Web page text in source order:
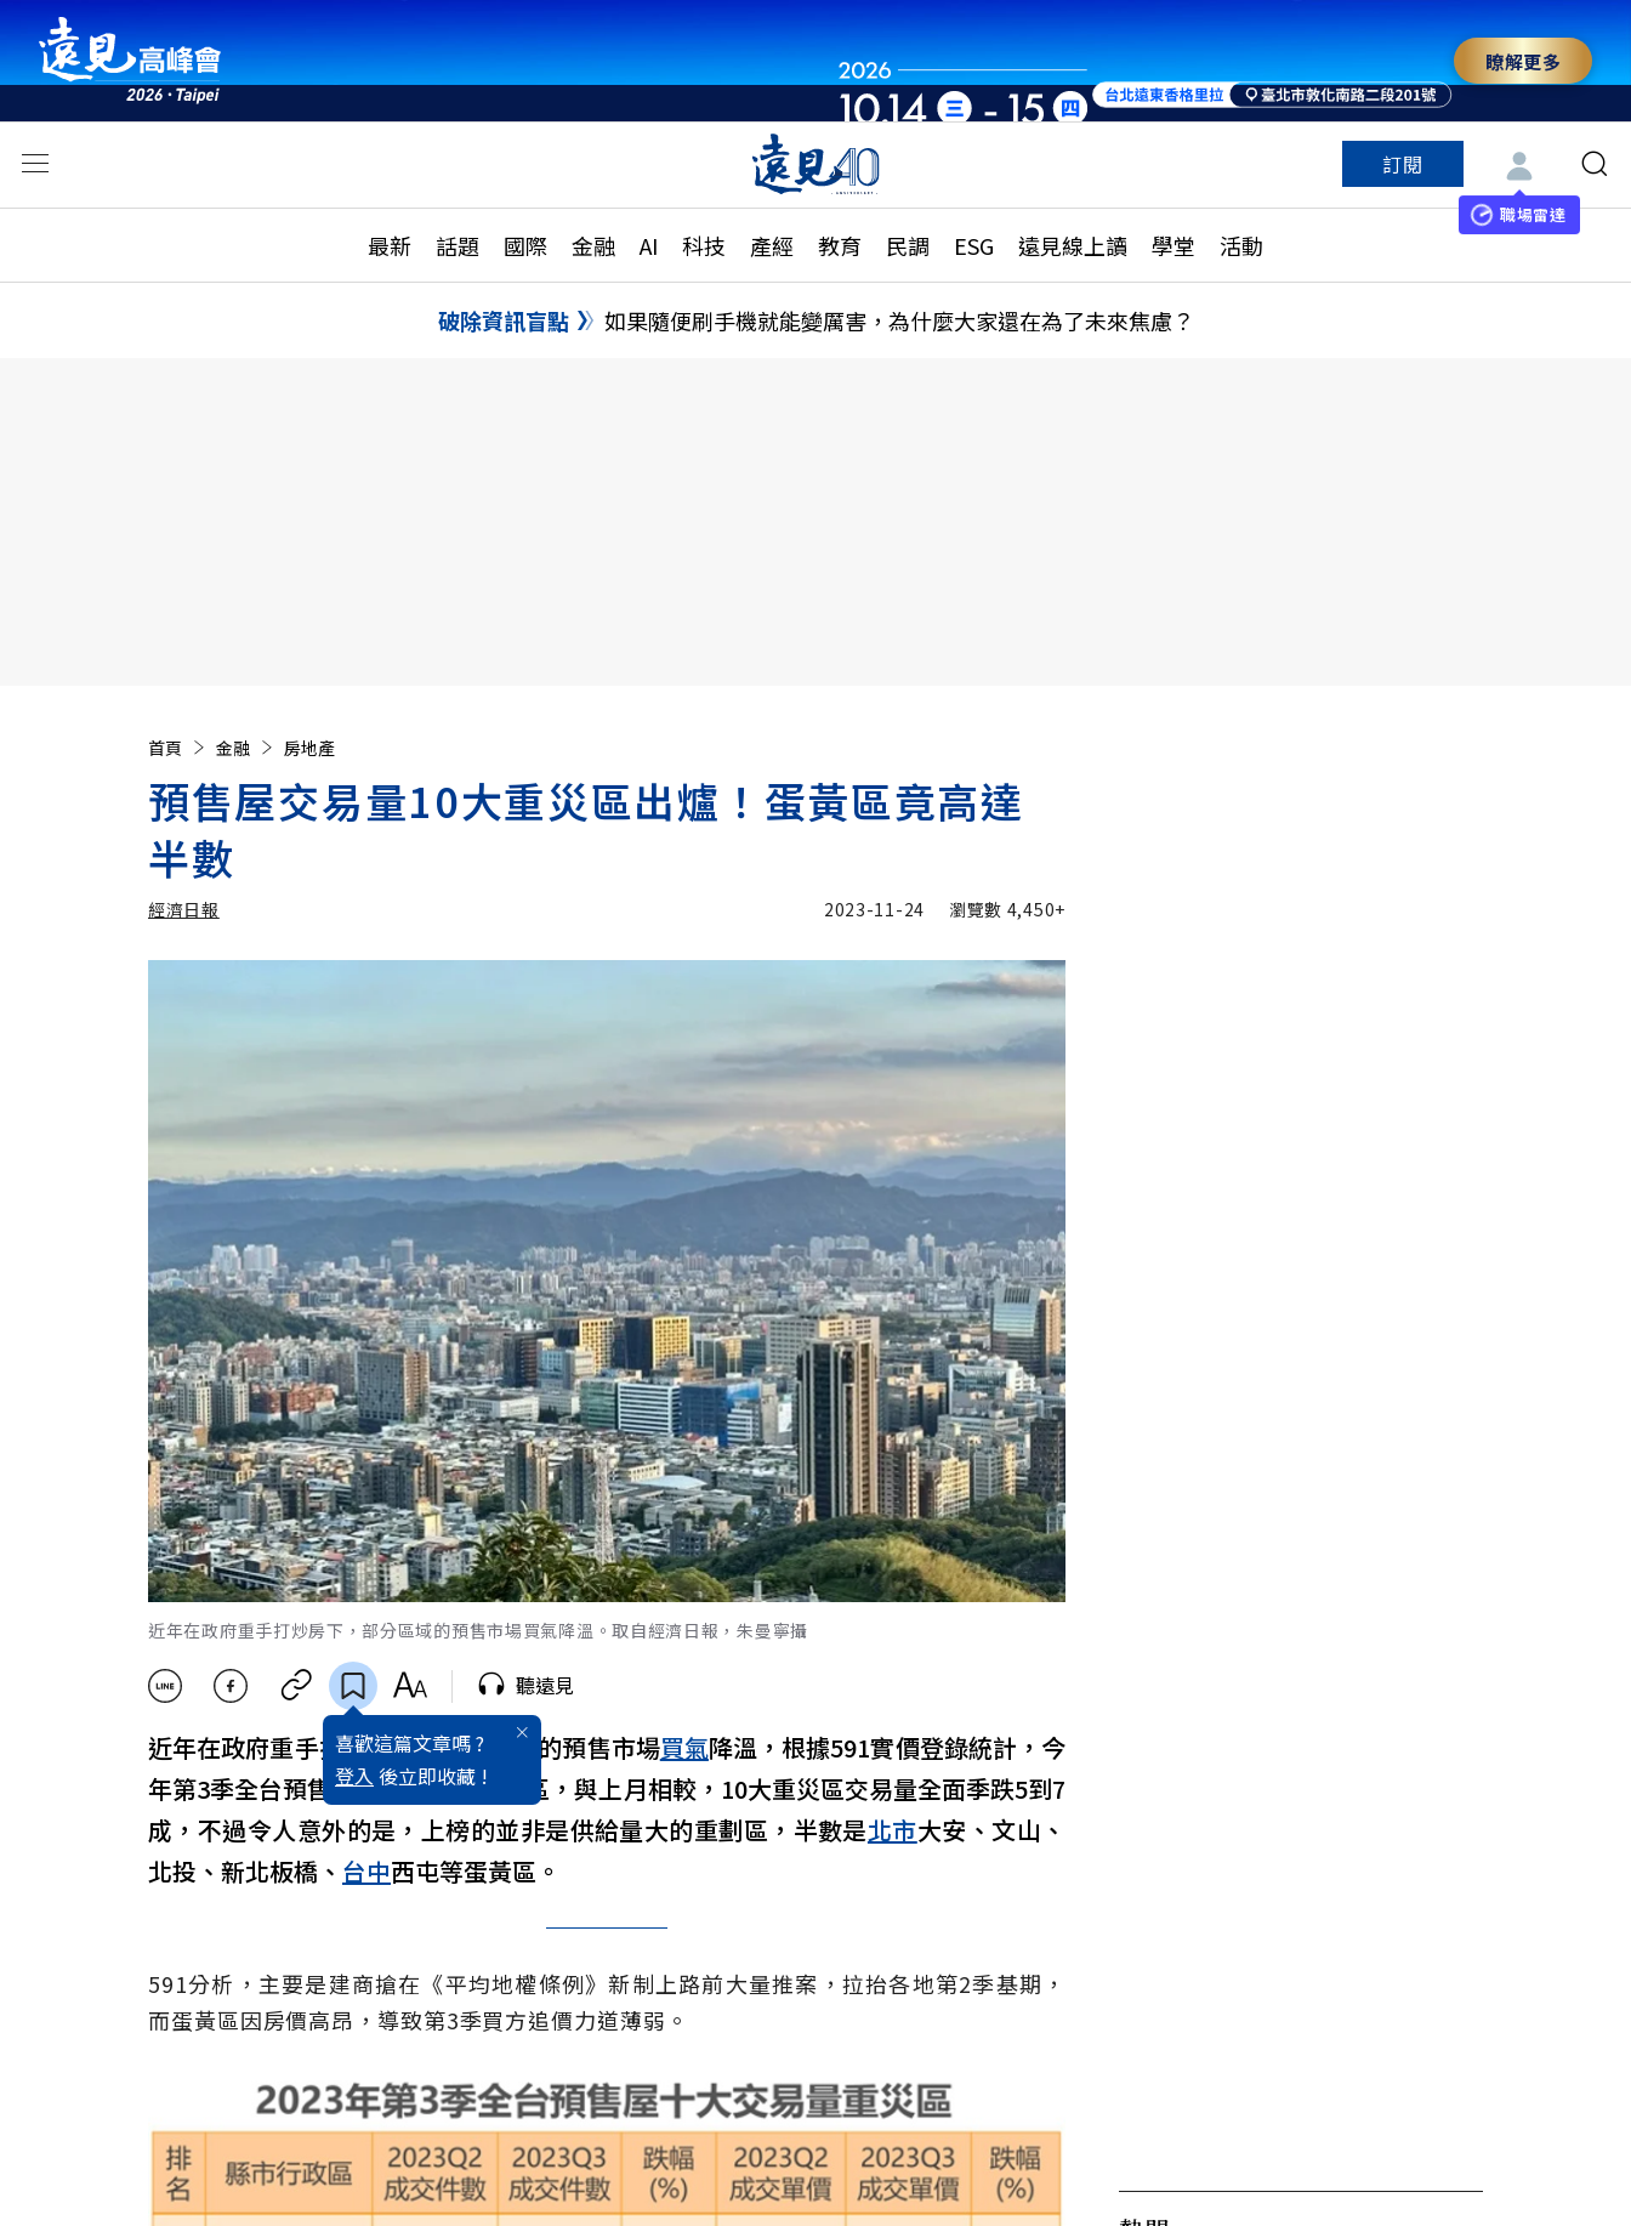
瞭解更多
訂閱
職場雷達
最新 話題 國際 金融 AI 科技 產經 教育 民調 ESG 遠見線上讀 學堂 活動
活動
話題
國際
特輯
大學升學、職涯攻略
縣市施政調查全解析
更多訂閱方案
特色頻道
破除資訊盲點 如果隨便刷手機就能變厲害，為什麼大家還在為了未來焦慮？
首頁 金融 房地產
預售屋交易量10大重災區出爐！蛋黃區竟高達
半數
經濟日報 2023-11-24 瀏覽數 4,450+
近年在政府重手打炒房下，部分區域的預售市場買氣降溫。取自經濟日報，朱曼寧攝
喜歡這篇文章嗎 ?
登入 後立即收藏 !
聽遠見
近年在政府重手打炒房下，部分區域的預售市場買氣降溫，根據591實價登錄統計，今
年第3季全台預售屋十大交易量重災區，與上月相較，10大重災區交易量全面季跌5到7
成，不過令人意外的是，上榜的並非是供給量大的重劃區，半數是北市大安、文山、
北投、新北板橋、 台中西屯等蛋黃區。
591分析，主要是建商搶在《平均地權條例》新制上路前大量推案，拉抬各地第2季基期，
而蛋黃區因房價高昂，導致第3季買方追價力道薄弱。